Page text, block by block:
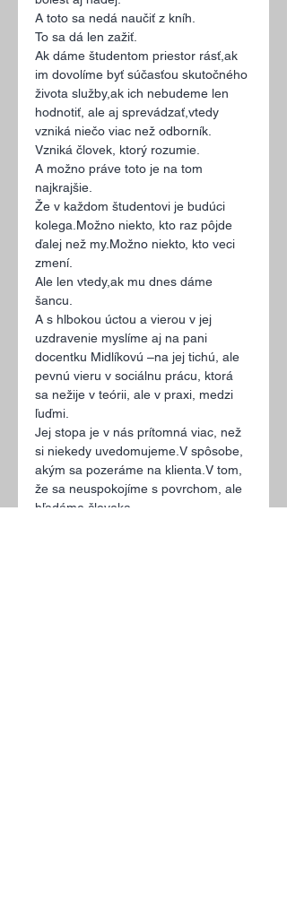
A toto sa nedá naučiť z kníh.
To sa dá len zažiť.
Ak dáme študentom priestor rásť,ak
im dovolíme byť súčasťou skutočného
života služby,ak ich nebudeme len
hodnotiť, ale aj sprevádzať,vtedy
vzniká niečo viac než odborník.
Vzniká človek, ktorý rozumie.
A možno práve toto je na tom
najkrajšie.
Že v každom študentovi je budúci
kolega.Možno niekto, kto raz pôjde
ďalej než my.Možno niekto, kto veci
zmení.
Ale len vtedy,ak mu dnes dáme
šancu.
A s hlbokou úctou a vierou v jej
uzdravenie myslíme aj na pani
docentku Midlíkovú –na jej tichú, ale
pevnú vieru v sociálnu prácu, ktorá
sa nežije v teórii, ale v praxi, medzi
ľuďmi.
Jej stopa je v nás prítomná viac, než
si niekedy uvedomujeme.V spôsobe,
akým sa pozeráme na klienta.V tom,
že sa neuspokojíme s povrchom, ale
hľadáme človeka.